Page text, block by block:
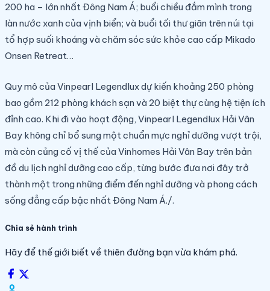
200 ha – lớn nhất Đông Nam Á; buổi chiều đắm mình trong
làn nước xanh của vịnh biển; và buổi tối thư giãn trên núi tại
tổ hợp suối khoáng và chăm sóc sức khỏe cao cấp Mikado
Onsen Retreat…
Quy mô của Vinpearl Legendlux dự kiến khoảng 250 phòng
bao gồm 212 phòng khách sạn và 20 biệt thự cùng hệ tiện ích
đỉnh cao. Khi đi vào hoạt động, Vinpearl Legendlux Hải Vân
Bay không chỉ bổ sung một chuẩn mực nghỉ dưỡng vượt trội,
mà còn củng cố vị thế của Vinhomes Hải Vân Bay trên bản
đồ du lịch nghỉ dưỡng cao cấp, từng bước đưa nơi đây trở
thành một trong những điểm đến nghỉ dưỡng và phong cách
sống đẳng cấp bậc nhất Đông Nam Á./.
Chia sẻ hành trình
Hãy để thế giới biết về thiên đường bạn vừa khám phá.